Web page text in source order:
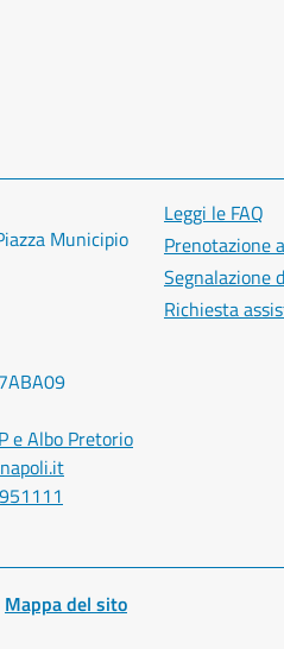
Municipio
e Albo Pretorio
Leggi le FAQ
Prenotazione
Segnalazione
Richiesta
Mappa del sito